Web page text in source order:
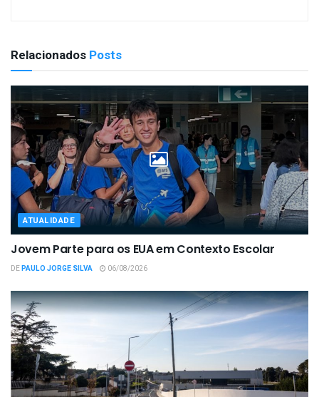
Relacionados Posts
ATUALIDADE
Jovem Parte para os EUA em Contexto Escolar
DEPAULO JORGE SILVA 06/08/2026